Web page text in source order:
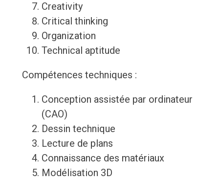
Creativity
Critical thinking
Organization
Technical aptitude
Compétences techniques :
Conception assistée par ordinateur
(CAO)
Dessin technique
Lecture de plans
Connaissance des matériaux
Modélisation 3D